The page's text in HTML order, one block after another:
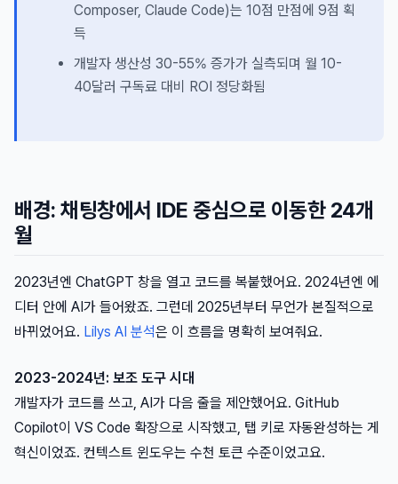
Composer, Claude Code)는 10점 만점에 9점 획
득
개발자 생산성 30-55% 증가가 실측되며 월 10-
40달러 구독료 대비 ROI 정당화됨
배경: 채팅창에서 IDE 중심으로 이동한 24개
월
2023년엔 ChatGPT 창을 열고 코드를 복붙했어요. 2024년엔 에
디터 안에 AI가 들어왔죠. 그런데 2025년부터 무언가 본질적으로
바뀌었어요. Lilys AI 분석은 이 흐름을 명확히 보여줘요.
2023-2024년: 보조 도구 시대
개발자가 코드를 쓰고, AI가 다음 줄을 제안했어요. GitHub
Copilot이 VS Code 확장으로 시작했고, 탭 키로 자동완성하는 게
혁신이었죠. 컨텍스트 윈도우는 수천 토큰 수준이었고요.